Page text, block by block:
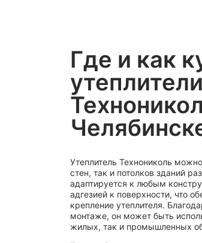
Где и как
утеплители
Утеплитель Технониколь
стен, так и потолков зданий
адаптируется к любым
адгезией к поверхности, что
крепление утеплителя.
монтаже, он может быть
жилых, так и промышленных